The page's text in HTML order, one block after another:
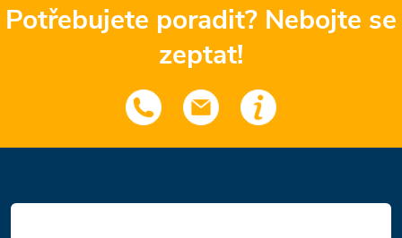
Potřebujete poradit? Nebojte se
zeptat!
á